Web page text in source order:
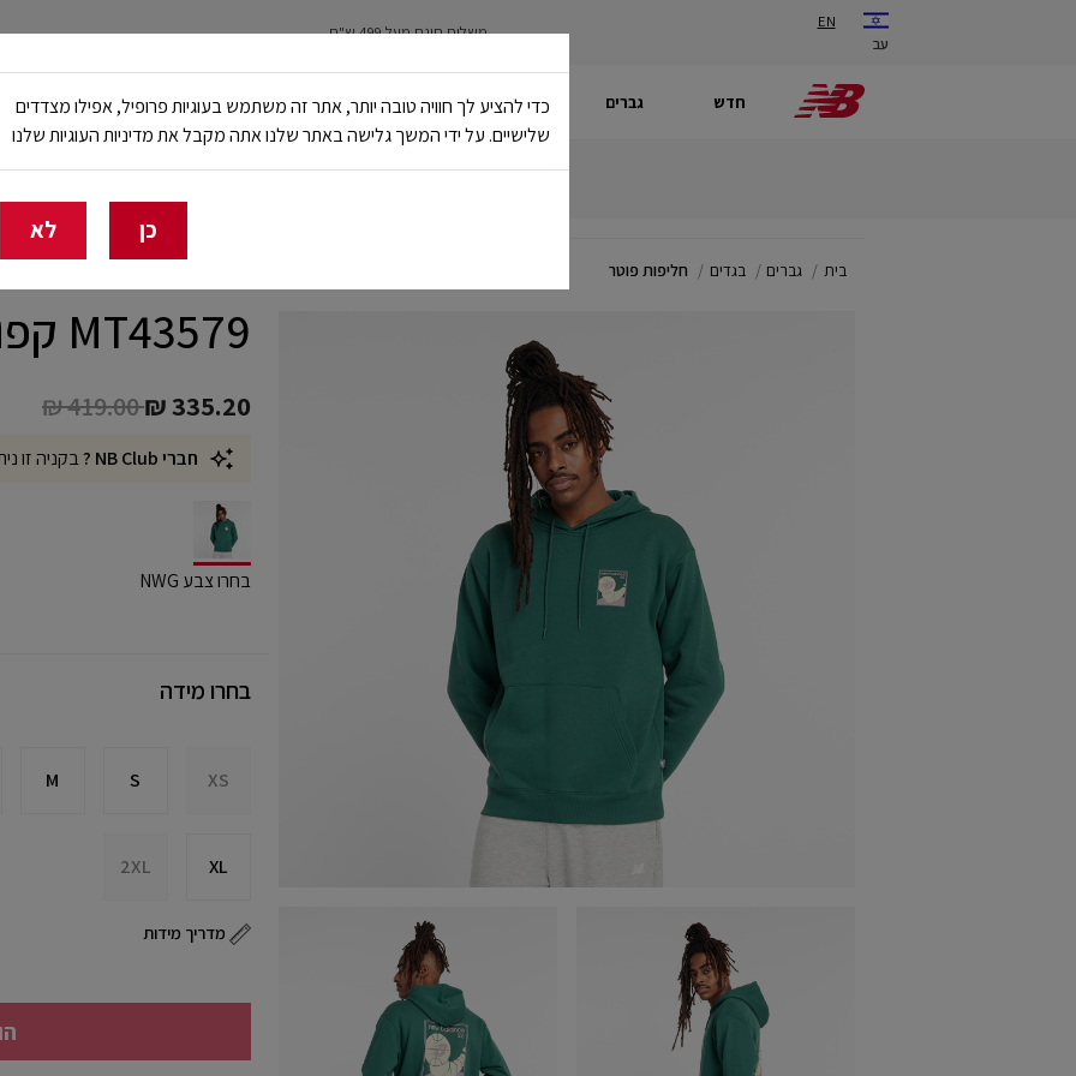
עב
EN
משלוח חינם מעל 499 ש"ח
חדש גברים נשים ילדים ריצה עבודה ובטיחות NB Club
🔥 20% הנחה על כל הביגוד באתר ובחנויות - לזמן מוגבל
בית גברים בגדים חליפות פוטר
MT43579 קפוצ'ון 550
Price reduced from
₪ 419.00to
₪ 335.20
חברי NB Club ? בקניה זו
selected
בחרו צבע NWG
בחרו מידה
XS
S
M
XL
2XL
מדריך מידות
כדי להציע לך חוויה טובה יותר, אתר זה משתמש בעוגיות פרופיל, אפילו מצדדים
שלישיים. על ידי המשך גלישה באתר שלנו אתה מקבל את מדיניות העוגיות שלנו
כן לא